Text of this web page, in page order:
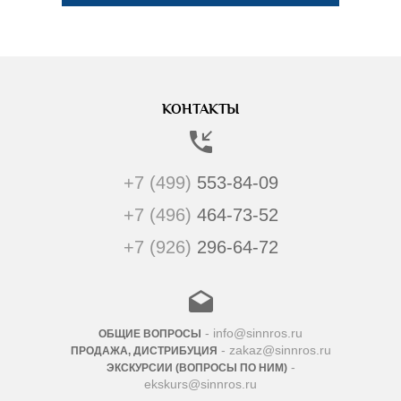
КОНТАКТЫ
+7 (499) 553-84-09
+7 (496) 464-73-52
+7 (926) 296-64-72
ОБЩИЕ ВОПРОСЫ - info@sinnros.ru
ПРОДАЖА, ДИСТРИБУЦИЯ - zakaz@sinnros.ru
ЭКСКУРСИИ (ВОПРОСЫ ПО НИМ)-
ekskurs@sinnros.ru